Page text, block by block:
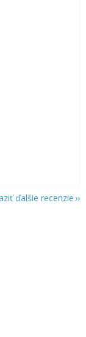
ďalšie recenzie